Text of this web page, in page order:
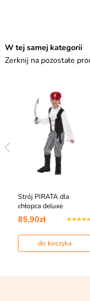
W tej samej kategorii
Zerknij na pozostałe
Strój PIRATA dla
chłopca deluxe
85,90zł
do koszyka